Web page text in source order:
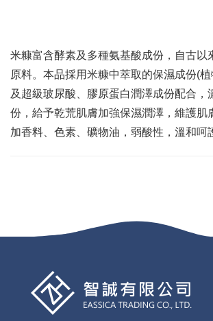
米糠富含酵素及多種氨基酸成份，自古以
原料。本品採用米糠中萃取的保濕成份(
及超級玻尿酸、膠原蛋白潤澤成份配合，
份，給予乾荒肌膚加強保濕潤澤，維護肌
加香料、色素、礦物油，弱酸性，溫和呵